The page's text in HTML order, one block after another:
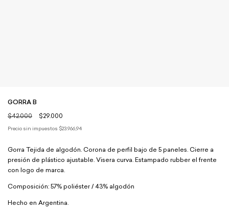
GORRA B
$42.000 $29.000
Precio sin impuestos $23.966,94
Gorra Tejida de algodón. Corona de perfil bajo de 5 paneles. Cierre a
presión de plástico ajustable. Visera curva. Estampado rubber el frente
con logo de marca.
Composición: 57% poliéster / 43% algodón
Hecho en Argentina.